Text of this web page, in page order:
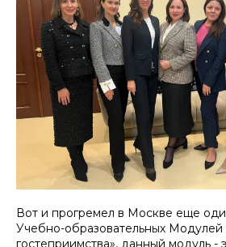
Вот и прогремел в Москве еще
Учебно-образовательных Модулей
гостеприимства», данный модуль -